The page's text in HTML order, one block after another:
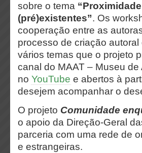
sobre o tema
(pré)existentes”. Os
cooperação entre as
processo de criação
vários temas que o projeto
canal do MAAT – Museu
no YouTube e abertos à
desejem acompanhar o
O projeto Comunidade
o apoio da Direção-Geral
parceria com uma rede de
e estrangeiras.